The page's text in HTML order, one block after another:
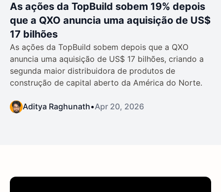
As ações da TopBuild sobem 19% depois
que a QXO anuncia uma aquisição de US$
17 bilhões
As ações da TopBuild sobem depois que a QXO
anuncia uma aquisição de US$ 17 bilhões, criando a
segunda maior distribuidora de produtos de
construção de capital aberto da América do Norte.
Aditya Raghunath•Apr 20, 2026